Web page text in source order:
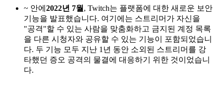
~ 안에 2022년 7월 , Twitch는 플랫폼에 대한 새로운 보안
기능을 발표했습니다. 여기에는 스트리머가 자신을
"공격"할 수 있는 사람을 맞춤화하고 금지된 계정 목록
을 다른 시청자와 공유할 수 있는 기능이 포함되었습니
다. 두 기능 모두 지난 1년 동안 소외된 스트리머를 강
타했던 증오 공격의 물결에 대응하기 위한 것이었습니
다.